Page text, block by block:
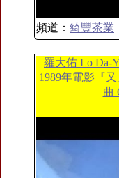
頻道： 綺豐茶業
羅大佑 Lo Da-
1989年電影『
曲